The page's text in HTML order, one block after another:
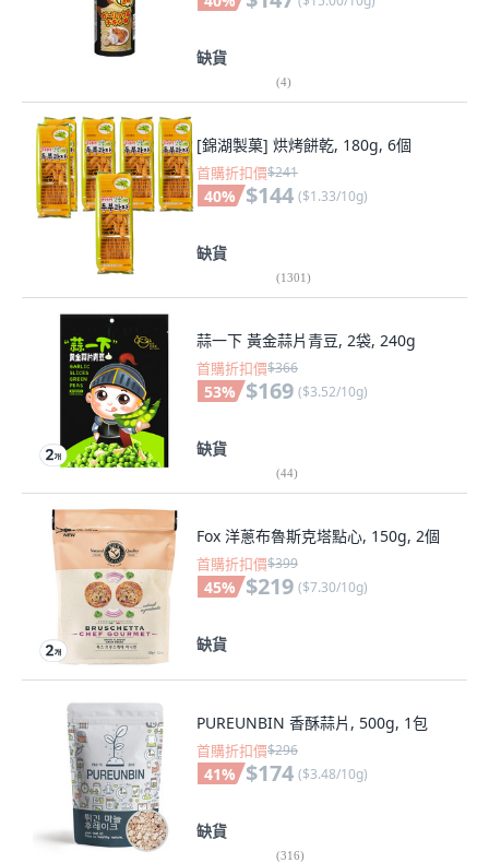
缺貨
(4)
[錦湖製菓] 烘烤餅乾, 180g, 6個
首購折扣價$241
40% $144 ($1.33/10g)
缺貨
(1301)
蒜一下 黃金蒜片青豆, 2袋, 240g
首購折扣價$366
53% $169 ($3.52/10g)
缺貨
(44)
Fox 洋蔥布魯斯克塔點心, 150g, 2個
首購折扣價$399
45% $219 ($7.30/10g)
缺貨
PUREUNBIN 香酥蒜片, 500g, 1包
首購折扣價$296
41% $174 ($3.48/10g)
缺貨
(316)